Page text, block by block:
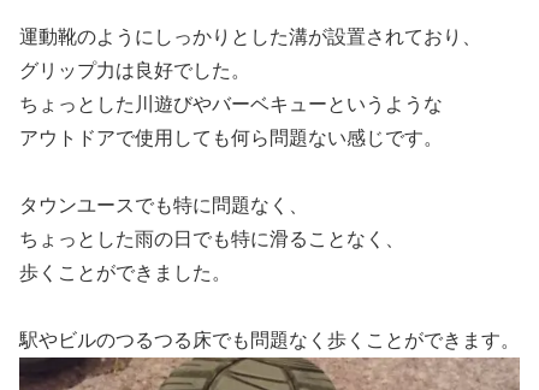
運動靴のようにしっかりとした溝が設置されており、
グリップ力は良好でした。
ちょっとした川遊びやバーベキューというような
アウトドアで使用しても何ら問題ない感じです。
タウンユースでも特に問題なく、
ちょっとした雨の日でも特に滑ることなく、
歩くことができました。
駅やビルのつるつる床でも問題なく歩くことができます。